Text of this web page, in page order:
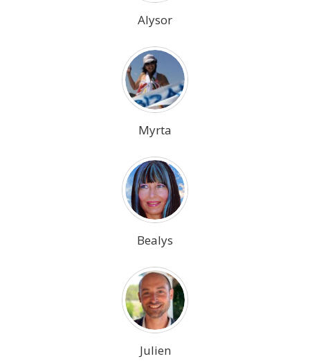
Alysor
Myrta
Bealys
Julien